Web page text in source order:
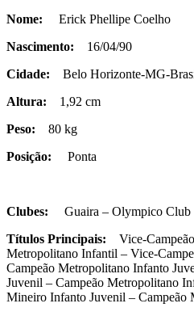
Nome: Erick Phellipe Coelho
Nascimento: 16/04/90
Cidade: Belo Horizonte-MG-
Altura: 1,92 cm
Peso: 80 kg
Posição: Ponta
Clubes: Guaira – Olympico Club
Títulos Principais: Vice-
Metropolitano Infantil – Vice-
Campeão Metropolitano Infanto
Juvenil – Campeão Metropolitano
Mineiro Infanto Juvenil – Campeão